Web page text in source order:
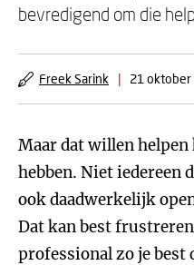
bevredigend om die
Freek Sarink | 21 oktober
Maar dat willen
hebben. Niet iedereen
ook daadwerkelijk
Dat kan best
professional zo je best